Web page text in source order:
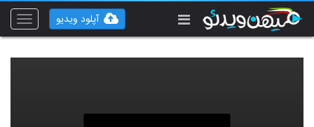
Toggle
آپلود ویدیو